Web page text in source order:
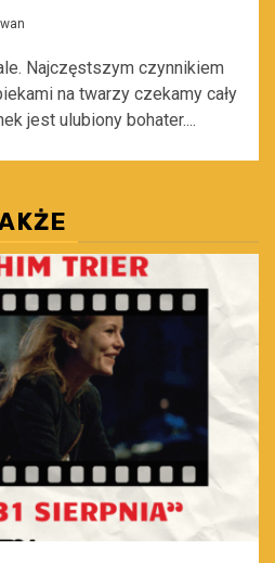
Najczęstszym czynnikiem
na twarzy czekamy cały
jest ulubiony bohater....